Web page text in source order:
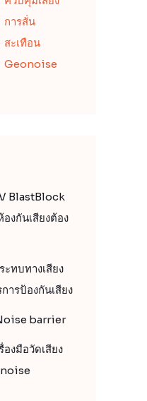
การสั่น
สะเทือน
Geonoise
BlastBlock
งกันเสียงต้อง
ะทบทางเสียง
ารป้องกันเสียง
barrier
งมือวัดเสียง